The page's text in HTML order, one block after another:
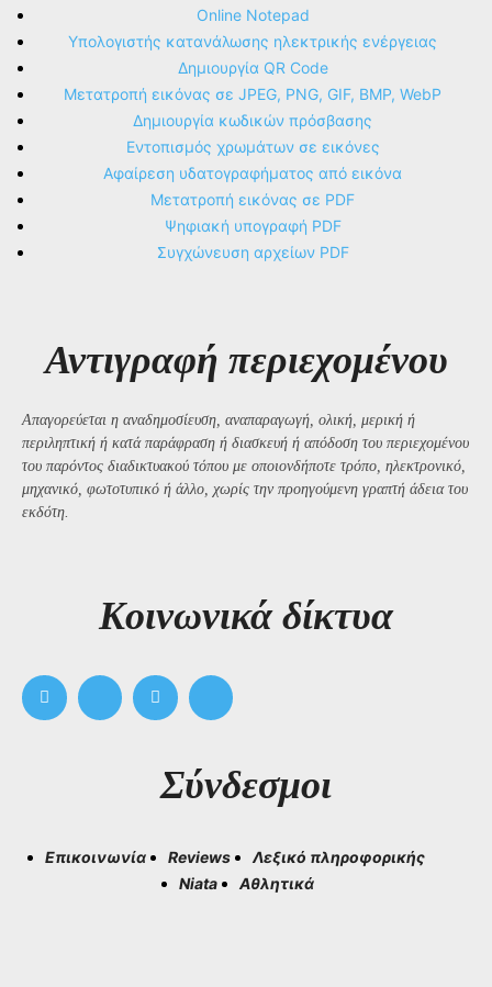
Online Notepad
Υπολογιστής κατανάλωσης ηλεκτρικής ενέργειας
Δημιουργία QR Code
Μετατροπή εικόνας σε JPEG, PNG, GIF, BMP, WebP
Δημιουργία κωδικών πρόσβασης
Εντοπισμός χρωμάτων σε εικόνες
Αφαίρεση υδατογραφήματος από εικόνα
Μετατροπή εικόνας σε PDF
Ψηφιακή υπογραφή PDF
Συγχώνευση αρχείων PDF
Αντιγραφή περιεχομένου
Απαγορεύεται η αναδημοσίευση, αναπαραγωγή, ολική, μερική ή
περιληπτική ή κατά παράφραση ή διασκευή ή απόδοση του περιεχομένου
του παρόντος διαδικτυακού τόπου με οποιονδήποτε τρόπο, ηλεκτρονικό,
μηχανικό, φωτοτυπικό ή άλλο, χωρίς την προηγούμενη γραπτή άδεια του
εκδότη.
Kοινωνικά δίκτυα
Σύνδεσμοι
Επικοινωνία Reviews
Λεξικό πληροφορικής
Niata
Αθλητικά